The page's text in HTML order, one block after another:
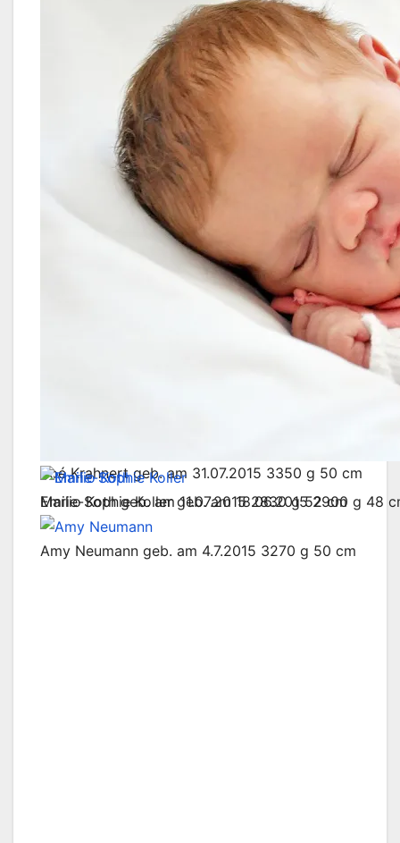
Zoé Krahnert geb. am 31.07.2015 3350 g 50 cm
Emilio Koth geb. am 11.07.2015 2830 g 52 cm
Amy Neumann geb. am 4.7.2015 3270 g 50 cm
Marie-Sophie Koller geb. am 18.06.2015 2900 g 48